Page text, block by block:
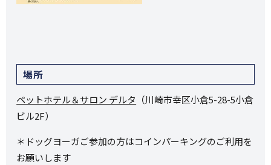
場所
ペットホテル＆サロン デルタ （川崎市幸区小倉5-28-5小倉
ビル2F）
＊ドッグヨーガご参加の方はコインパーキングのご利用を
お願いします